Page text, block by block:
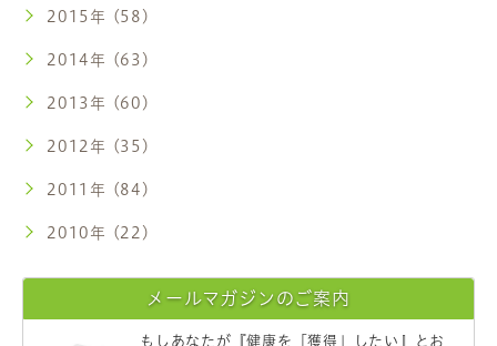
2015年 (58)
2014年 (63)
2013年 (60)
2012年 (35)
2011年 (84)
2010年 (22)
メールマガジンのご案内
もしあなたが 『健康を「獲得」したい』
とお